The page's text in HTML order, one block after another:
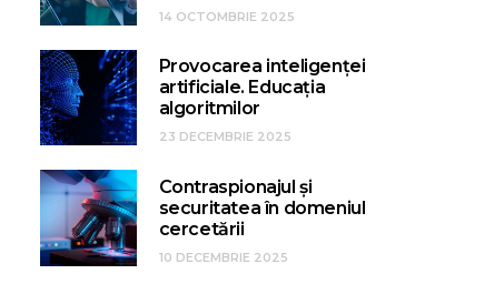
14 OCTOMBRIE 2025
Provocarea inteligenței
artificiale. Educația
algoritmilor
23 DECEMBRIE 2025
Contraspionajul și
securitatea în domeniul
cercetării
10 DECEMBRIE 2025